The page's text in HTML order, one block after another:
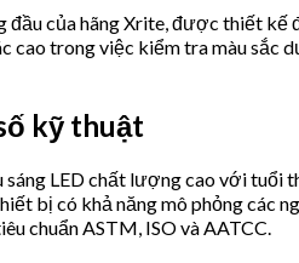
đầu của hãng Xrite, được thiết
cao trong việc kiểm tra màu sắc
kỹ thuật
LED chất lượng cao với
bị có khả năng mô phỏng các
chuẩn ASTM, ISO và AATCC.